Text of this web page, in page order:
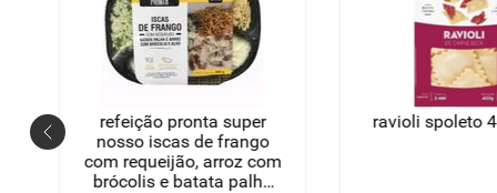
refeição pronta super
nosso iscas de frango
com requeijão, arroz com
brócolis e batata palha
ravioli spoleto